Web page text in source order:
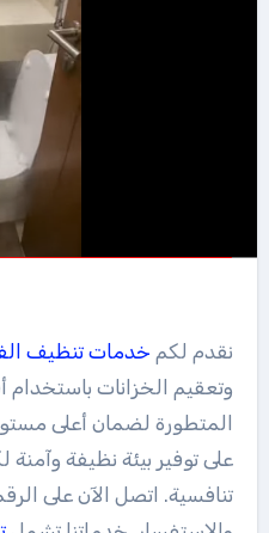
نقدم لكم خدمات تنظيف
وتعقيم الخزانات
المتطورة لضمان أعلى
على توفير بيئة نظيفة وآمنة
تنافسية. اتصل الآن على